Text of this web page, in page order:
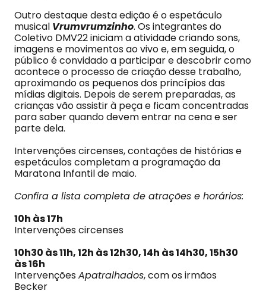
Outro destaque desta edição é o espetáculo
musical Vrumvrumzinho. Os integrantes do
Coletivo DMV22 iniciam a atividade criando sons,
imagens e movimentos ao vivo e, em seguida, o
público é convidado a participar e descobrir como
acontece o processo de criação desse trabalho,
aproximando os pequenos dos princípios das
mídias digitais. Depois de serem preparadas, as
crianças vão assistir à peça e ficam concentradas
para saber quando devem entrar na cena e ser
parte dela.
Intervenções circenses, contações de histórias e
espetáculos completam a programação da
Maratona Infantil de maio.
Confira a lista completa de atrações e horários:
10h às 17h
Intervenções circenses
10h30 às 11h, 12h às 12h30, 14h às 14h30, 15h30
às 16h
IntervençõesApatralhados, com os irmãos
Becker